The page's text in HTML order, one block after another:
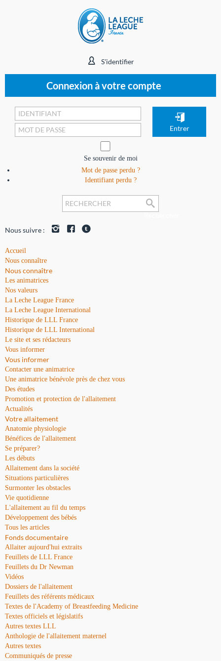
S'identifier
Connexion à votre compte
Se souvenir de moi
Mot de passe perdu ?
Identifiant perdu ?
Nous suivre :
Accueil
Nous connaître
Nous connaître
Les animatrices
Nos valeurs
La Leche League France
La Leche League International
Historique de LLL France
Historique de LLL International
Le site et ses rédacteurs
Vous informer
Vous informer
Contacter une animatrice
Une animatrice bénévole près de chez vous
Des études
Promotion et protection de l'allaitement
Actualités
Votre allaitement
Anatomie physiologie
Bénéfices de l'allaitement
Se préparer?
Les débuts
Allaitement dans la société
Situations particulières
Surmonter les obstacles
Vie quotidienne
L'allaitement au fil du temps
Développement des bébés
Tous les articles
Fonds documentaire
Allaiter aujourd'hui extraits
Feuillets de LLL France
Feuillets du Dr Newman
Vidéos
Dossiers de l'allaitement
Feuillets des référents médicaux
Textes de l'Academy of Breastfeeding Medicine
Textes officiels et législatifs
Autres textes LLL
Anthologie de l'allaitement maternel
Autres textes
Communiqués de presse